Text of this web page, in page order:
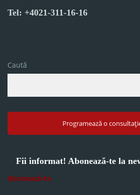
Tel: +4021-311-16-16
Caută
Programează o
Fii informat! Abonează-te la
Abonează-te